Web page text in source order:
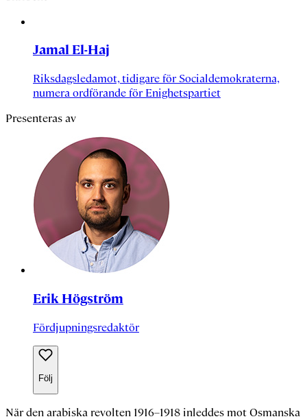
Jamal El-Haj
Riksdagsledamot, tidigare för Socialdemokraterna,
numera ordförande för Enighetspartiet
Presenteras av
Erik Högström
Fördjupningsredaktör
Följ
När den arabiska revolten 1916–1918 inleddes mot Osmanska